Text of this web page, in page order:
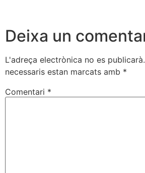
Deixa un
L'adreça electrònica no es publicarà.
necessaris estan marcats amb *
Comentari *